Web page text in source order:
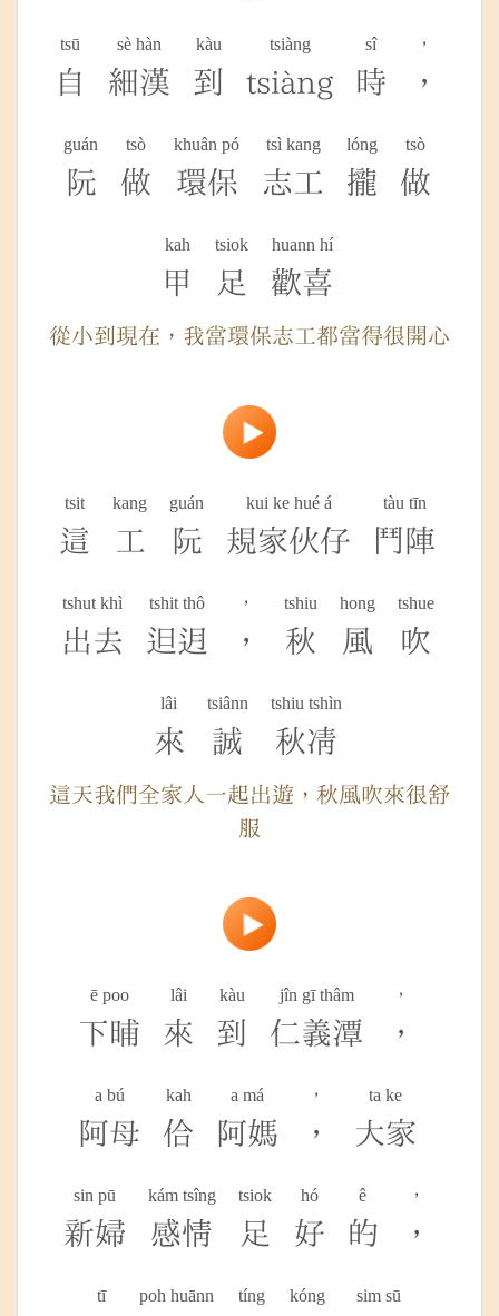
tsū
自
sè hàn
細漢
kàu
到
tsiàng
tsiàng
sî
時
，
，
guán
阮
tsò
做
khuân pó
環保
tsì kang
志工
lóng
攏
tsò
做
kah
甲
tsiok
足
huann hí
歡喜
從小到現在，我當環保志工都當得很開心
tsit
這
kang
工
guán
阮
kui ke hué á
規家伙仔
tàu tīn
鬥陣
tshut khì
出去
tshit thô
𨑨迌
，
，
tshiu
秋
hong
風
tshue
吹
lâi
來
tsiânn
誠
tshiu tshìn
秋凊
這天我們全家人一起出遊，秋風吹來很舒
服
ē poo
下晡
lâi
來
kàu
到
jîn gī thâm
仁義潭
，
，
a bú
阿母
kah
佮
a má
阿媽
，
，
ta ke
大家
sin pū
新婦
kám tsîng
感情
tsiok
足
hó
好
ê
的
，
，
tī poh huānn tíng kóng sim sū